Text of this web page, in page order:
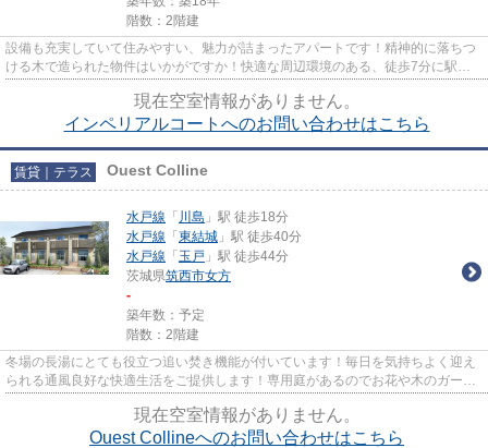
階数：2階建
設備も充実していて住みやすい、魅力が詰まったアパートです！精神的に落ちつ
ける木で造られた物件はいかがですか！快適な周辺環境のある、徒歩7分に駅の
現在空室情報がありません。
インペリアルコートへのお問い合わせはこちら
賃貸｜テラス Ouest Colline
水戸線 「 川島 」駅 徒歩18分
水戸線 「 東結城 」駅 徒歩40分
水戸線 「 玉戸 」駅 徒歩44分
茨城県筑西市女方
-
築年数：予定
階数：2階建
冬場の長湯にとても役立つ追い焚き機能が付いています！毎日を気持ちよく迎え
られる通風良好な快適生活をご提供します！専用庭があるのでお花や木のガーデ
現在空室情報がありません。
Ouest Collineへのお問い合わせはこちら